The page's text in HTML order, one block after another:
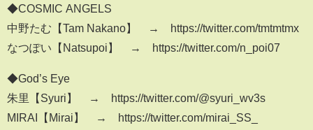
◆COSMIC ANGELS
中野たむ【Tam Nakano】 → https://twitter.com/tmtmtmx
なつぽい【Natsupoi】 → https://twitter.com/n_poi07
◆God’s Eye
朱里【Syuri】 → https://twitter.com/@syuri_wv3s
MIRAI【Mirai】 → https://twitter.com/mirai_SS_